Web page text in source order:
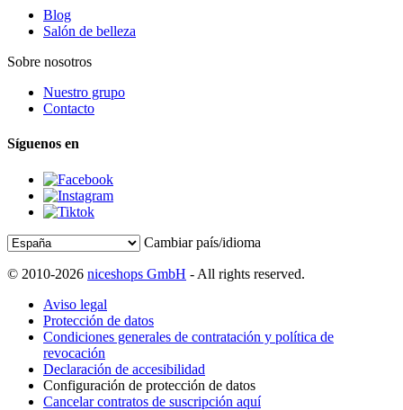
Blog
Salón de belleza
Sobre nosotros
Nuestro grupo
Contacto
Síguenos en
Cambiar país/idioma
© 2010-2026 niceshops GmbH - All rights reserved.
Aviso legal
Protección de datos
Condiciones generales de contratación y política de
revocación
Declaración de accesibilidad
Configuración de protección de datos
Cancelar contratos de suscripción aquí